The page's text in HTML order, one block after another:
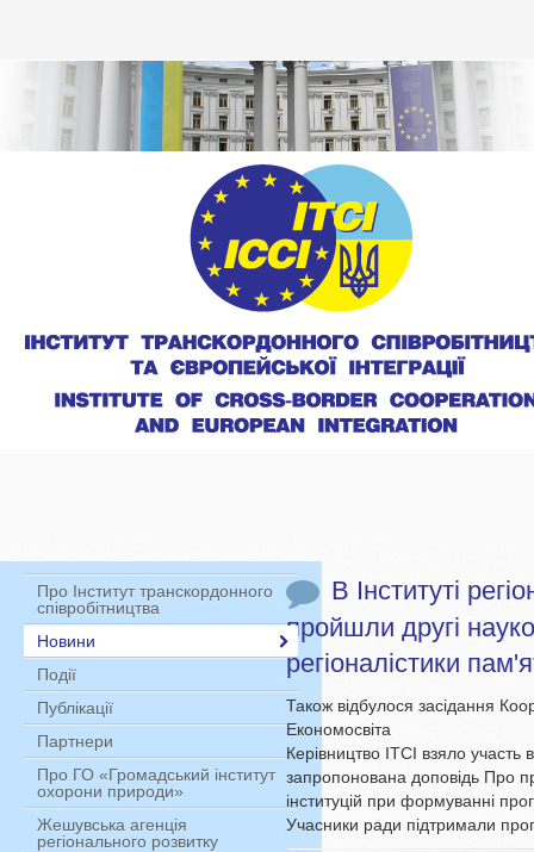
Про Інститут транскордонного
співробітництва
Новини
Події
Публікації
Партнери
Про ГО «Громадський інститут
охорони природи»
Жешувська агенція
регіонального розвитку
В Інституті
пройшли другі
регіоналістики
Також відбулося засідання
Економосвіта
Керівництво ІТСІ взяло участь
запропонована доповідь Про
інституцій при формуванні
Учасники ради підтримали